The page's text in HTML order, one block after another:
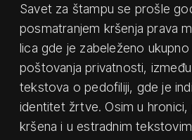
Savet za štampu se prošle
posmatranjem kršenja prava
lica gde je zabeleženo
poštovanja privatnosti,
tekstova o pedofiliji, gde je
identitet žrtve. Osim u hronici,
kršena i u estradnim